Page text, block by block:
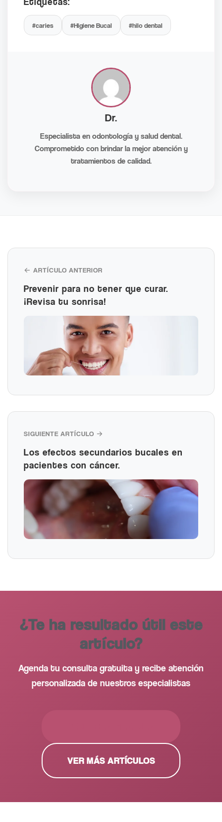
#caries #Higiene Bucal #hilo dental
Dr.
Especialista en odontología y salud dental.
Comprometido con brindar la mejor atención y
tratamientos de calidad.
← ARTÍCULO ANTERIOR
Prevenir para no tener que curar.
¡Revisa tu sonrisa!
SIGUIENTE ARTÍCULO →
Los efectos secundarios bucales en
pacientes con cáncer.
¿Te ha resultado útil este
artículo?
Agenda tu consulta gratuita y recibe atención
personalizada de nuestros especialistas
VER MÁS ARTÍCULOS